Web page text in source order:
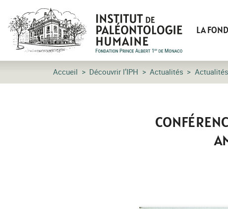
LA
Accueil Découvrir l’IPH Actualités Actualités